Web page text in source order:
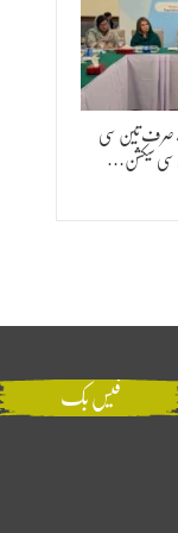
صرف تین سی
سی سیکشن…
فیس بک